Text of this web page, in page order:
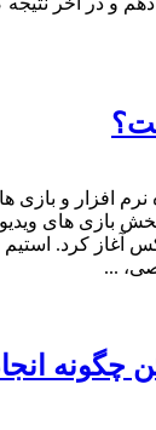
نرم افزار و بازی
بازی های
آغاز کرد. استیم
...
چگونه